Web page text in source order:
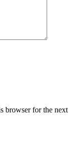
browser for the next